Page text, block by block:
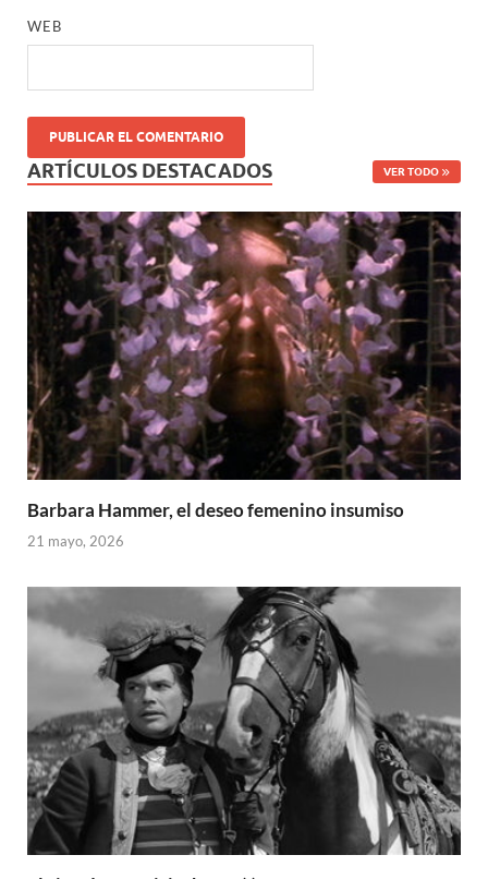
WEB
ARTÍCULOS DESTACADOS VER TODO
Barbara Hammer, el deseo femenino insumiso
21 mayo, 2026